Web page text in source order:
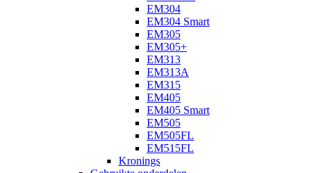
EM304
EM304 Smart
EM305
EM305+
EM313
EM313A
EM315
EM405
EM405 Smart
EM505
EM505FL
EM515FL
Kronings